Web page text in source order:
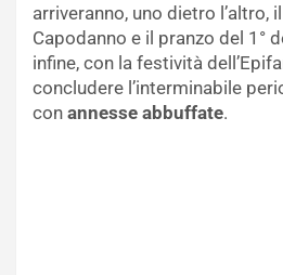
arriveranno, uno dietro l’altro,
Capodanno e il pranzo del 1°
infine, con la festività
concludere l’interminabile
con annesse abbuffate.